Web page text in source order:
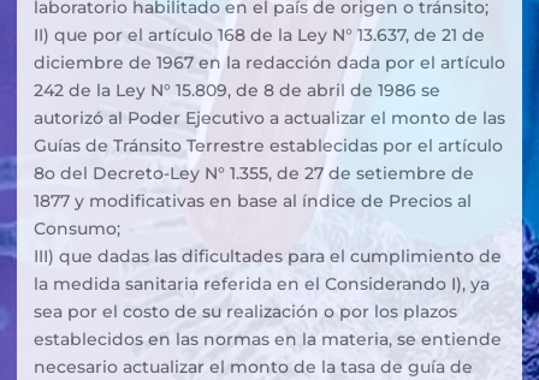
laboratorio habilitado en el país de origen o tránsito;
II) que por el artículo 168 de la Ley N° 13.637, de 21 de
diciembre de 1967 en la redacción dada por el artículo
242 de la Ley N° 15.809, de 8 de abril de 1986 se
autorizó al Poder Ejecutivo a actualizar el monto de las
Guías de Tránsito Terrestre establecidas por el artículo
8o del Decreto-Ley N° 1.355, de 27 de setiembre de
1877 y modificativas en base al índice de Precios al
Consumo;
III) que dadas las dificultades para el cumplimiento de
la medida sanitaria referida en el Considerando I), ya
sea por el costo de su realización o por los plazos
establecidos en las normas en la materia, se entiende
necesario actualizar el monto de la tasa de guía de